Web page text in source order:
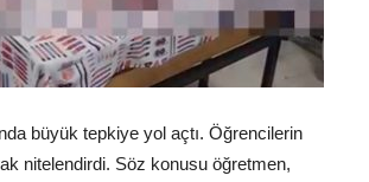
büyük tepkiye yol açtı. Öğrencilerin
nitelendirdi. Söz konusu öğretmen,